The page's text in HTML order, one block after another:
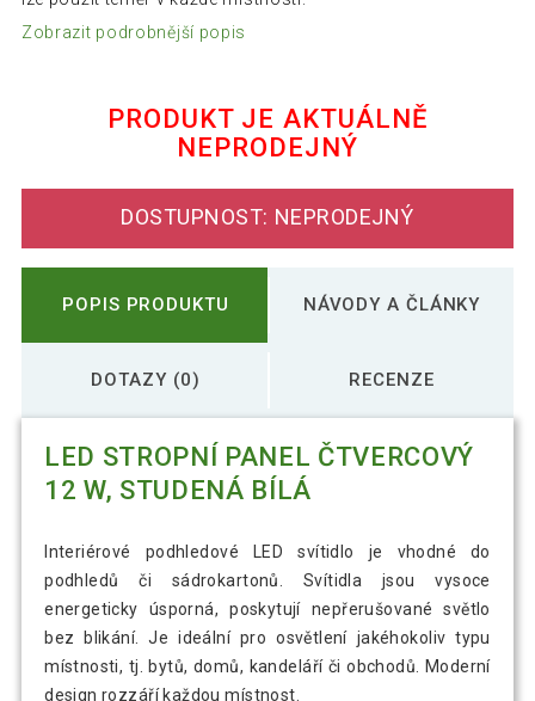
Zobrazit podrobnější popis
PRODUKT JE AKTUÁLNĚ
NEPRODEJNÝ
DOSTUPNOST: NEPRODEJNÝ
POPIS PRODUKTU NÁVODY A ČLÁNKY
DOTAZY (0) RECENZE
LED STROPNÍ PANEL ČTVERCOVÝ
12 W, STUDENÁ BÍLÁ
Interiérové podhledové LED svítidlo je vhodné do
podhledů či sádrokartonů. Svítidla jsou vysoce
energeticky úsporná, poskytují nepřerušované světlo
bez blikání. Je ideální pro osvětlení jakéhokoliv typu
místnosti, tj. bytů, domů, kandeláří či obchodů. Moderní
design rozzáří každou místnost.